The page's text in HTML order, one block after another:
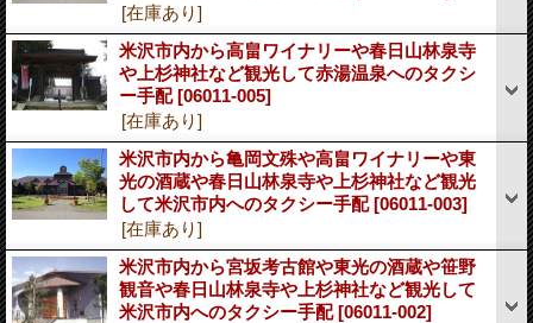
[在庫あり]
米沢市内から高畠ワイナリーや春日山林泉寺
や上杉神社など観光して赤湯温泉へのタクシ
ー手配[06011-005]
[在庫あり]
米沢市内から亀岡文殊や高畠ワイナリーや東
光の酒蔵や春日山林泉寺や上杉神社など観光
して米沢市内へのタクシー手配[06011-003]
[在庫あり]
米沢市内から宮坂考古館や東光の酒蔵や笹野
観音や春日山林泉寺や上杉神社など観光して
米沢市内へのタクシー手配[06011-002]